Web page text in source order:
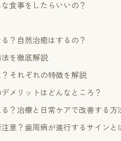
食事をしたらいいの？
？自然治癒はするの？
を徹底解説
それぞれの特徴を解説
メリットはどんなところ？
？治療と日常ケアで改善する方
意？歯周病が進行するサインと